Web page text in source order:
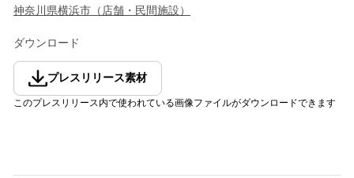
神奈川県横浜市 （ 店舗・民間施設 ）
ダウンロード
プレスリリース素材
このプレスリリース内で使われている画像ファイルがダウンロードできます